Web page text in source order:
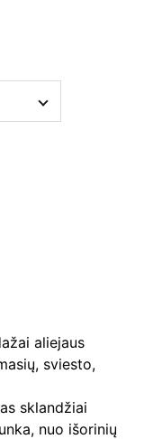
aliejaus
sviesto,
sklandžiai
nuo išorinių